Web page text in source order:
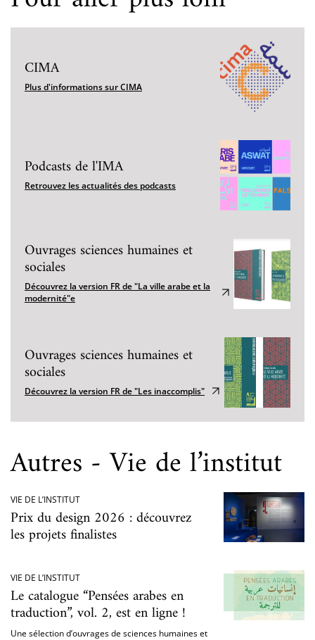
CIMA
Plus d'informations sur CIMA
Podcasts de l'IMA
Retrouvez les actualités des podcasts
Ouvrages sciences humaines et
sociales
Découvrez la version FR de "La ville arabe et la
modernité"e
Ouvrages sciences humaines et
sociales
Découvrez la version FR de "Les inaccomplis"
Autres - Vie de l’institut
VIE DE L’INSTITUT
Prix du design 2026 : découvrez
les projets finalistes
VIE DE L’INSTITUT
Le catalogue “Pensées arabes en
traduction”, vol. 2, est en ligne !
Une sélection d’ouvrages de sciences humaines et